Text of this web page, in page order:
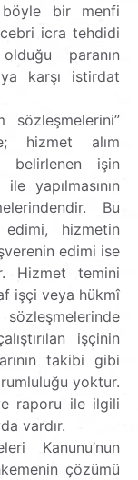
bir menfi
icra tehdidi
paranın
karşı istirdat
hizmet alım
belirlenen işin
yapılmasının
Bu
hizmetin
edimi ise
Hizmet temini
işçi veya hükmî
işçinin
takibi gibi
yoktur.
raporu ile ilgili
vardır.
Kanunu’nun
çözümü